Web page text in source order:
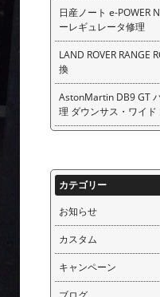
日産ノート e-POWER
ーレギュレータ修理
LAND ROVER RANGE
換
AstonMartin DB9 GT
理 ダウンサス・ワイ
カテゴリー
お知らせ
カスタム
キャンペーン